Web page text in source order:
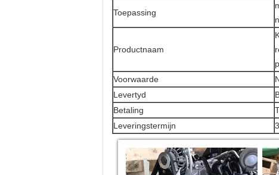
Toepassing
Productnaam
Voorwaarde
Levertyd
Betaling
Leveringstermijn